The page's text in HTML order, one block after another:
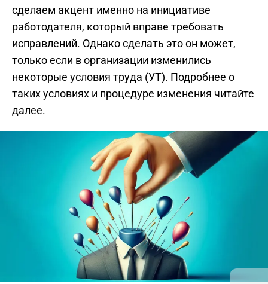
сделаем акцент именно на инициативе
работодателя, который вправе требовать
исправлений. Однако сделать это он может,
только если в организации изменились
некоторые условия труда (УТ). Подробнее о
таких условиях и процедуре изменения читайте
далее.